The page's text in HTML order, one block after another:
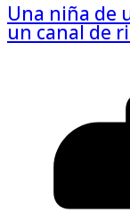
Una niña de
un canal de